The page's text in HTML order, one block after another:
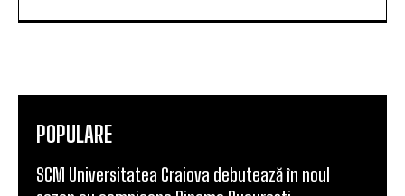
POPULARE
SCM Universitatea Craiova debutează în noul